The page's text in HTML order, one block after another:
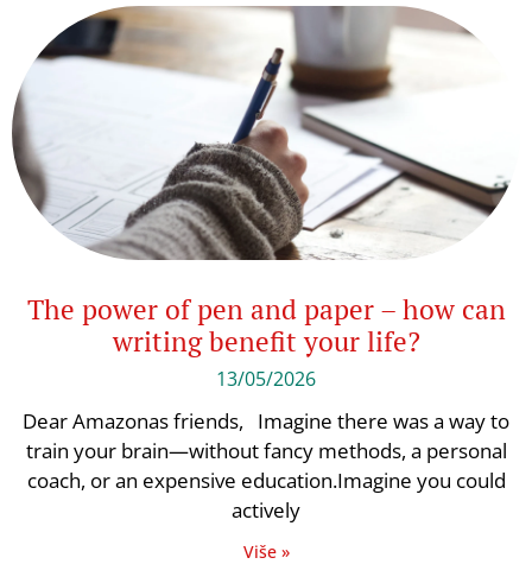
The power of pen and paper – how can
writing benefit your life?
13/05/2026
Dear Amazonas friends, Imagine there was a way to
train your brain—without fancy methods, a personal
coach, or an expensive education.Imagine you could
actively
Više »